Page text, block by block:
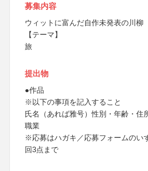
募集内容
ウィットに富んだ自作未発表の川柳
【テーマ】
旅
提出物
●作品
※以下の事項を記入すること
氏名（あれば雅号）性別・年齢・住
職業
※応募はハガキ／応募フォームのい
回3点まで